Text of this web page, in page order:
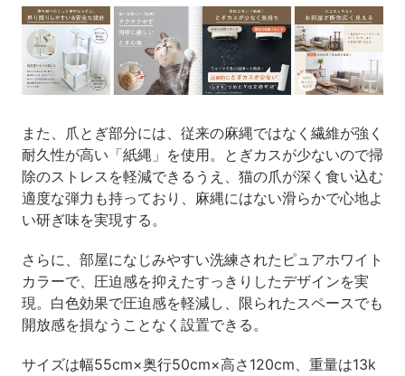
また、爪とぎ部分には、従来の麻縄ではなく繊維が強く
耐久性が高い「紙縄」を使用。とぎカスが少ないので掃
除のストレスを軽減できるうえ、猫の爪が深く食い込む
適度な弾力も持っており、麻縄にはない滑らかで心地よ
い研ぎ味を実現する。
さらに、部屋になじみやすい洗練されたピュアホワイト
カラーで、圧迫感を抑えたすっきりしたデザインを実
現。白色効果で圧迫感を軽減し、限られたスペースでも
開放感を損なうことなく設置できる。
サイズは幅55cm×奥行50cm×高さ120cm、重量は13k